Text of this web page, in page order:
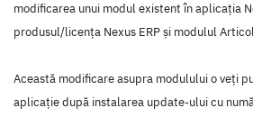
modificarea unui modul existent în aplicaţia
produsul/licenţa Nexus ERP şi modulul
Această modificare asupra modulului o veţi
aplicaţie după instalarea update-ului cu